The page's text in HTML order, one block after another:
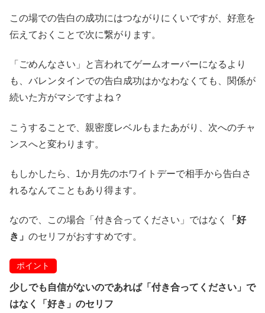
この場での告白の成功にはつながりにくいですが、好意を
伝えておくことで次に繋がります。
「ごめんなさい」と言われてゲームオーバーになるより
も、バレンタインでの告白成功はかなわなくても、関係が
続いた方がマシですよね？
こうすることで、親密度レベルもまたあがり、次へのチャ
ンスへと変わります。
もしかしたら、1か月先のホワイトデーで相手から告白さ
れるなんてこともあり得ます。
なので、この場合「付き合ってください」ではなく
「好
き」 のセリフがおすすめです。
ポイント
少しでも自信がないのであれば「付き合ってください」で
はなく「好き」のセリフ